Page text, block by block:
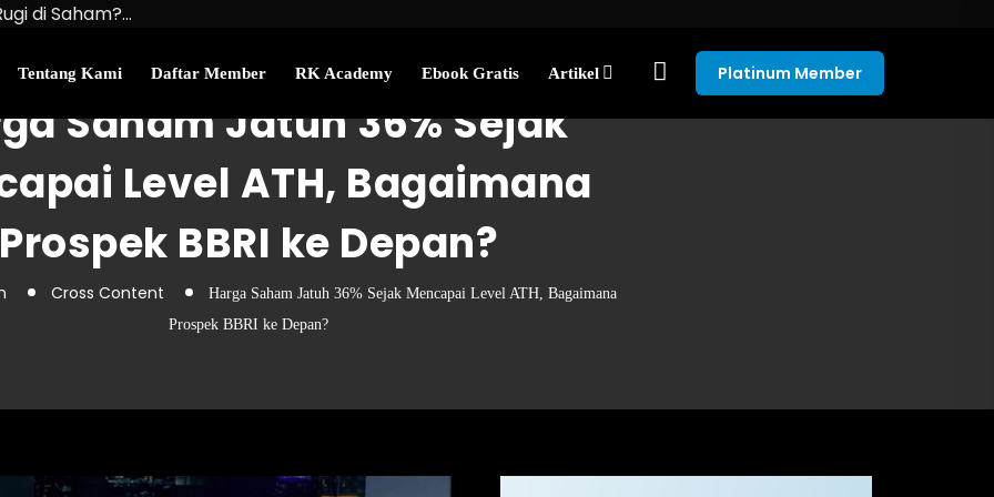
di Saham?…
Uang Perlu…
Tentang Kami Daftar Member RK Academy Ebook Gratis Artikel Platinum Member
Saham Jatuh 36% Sejak
Level ATH, Bagaimana
Prospek BBRI ke Depan?
Cross Content
Harga Saham Jatuh 36% Sejak Mencapai Level ATH, Bagaimana
Prospek BBRI ke Depan?